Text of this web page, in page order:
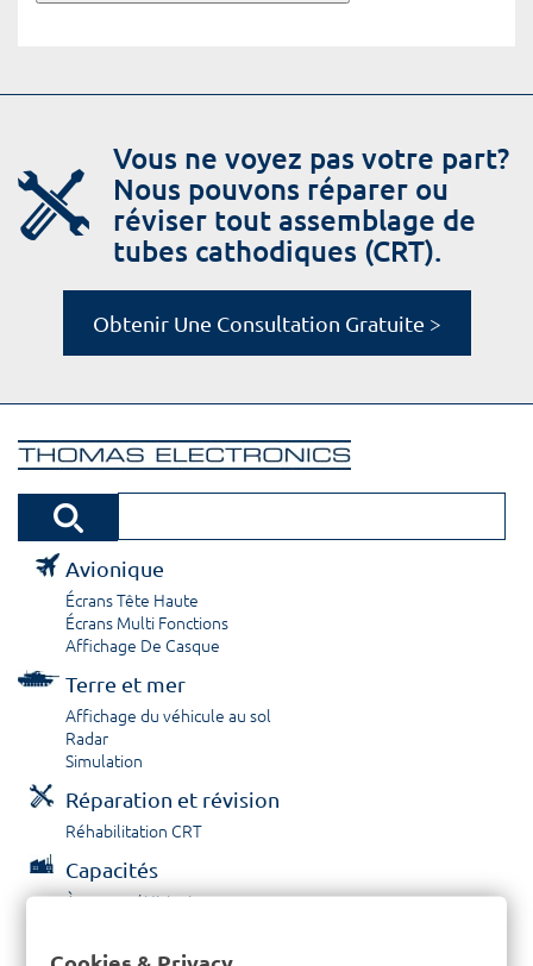
Vous ne voyez pas votre part?
Nous pouvons réparer ou
réviser tout assemblage de
tubes cathodiques (CRT).
Obtenir Une Consultation Gratuite >
Avionique
Écrans Tête Haute
Écrans Multi Fonctions
Affichage De Casque
Terre et mer
Affichage du véhicule au sol
Radar
Simulation
Réparation et révision
Réhabilitation CRT
Capacités
À propos / Historique